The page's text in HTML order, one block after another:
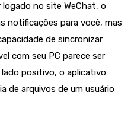
logado no site WeChat, o
notificações para você, mas
de sincronizar
com seu PC parece ser
lado positivo, o aplicativo
de arquivos de um usuário